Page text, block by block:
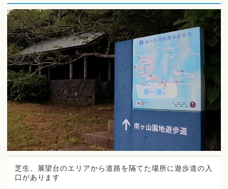
芝生、展望台のエリアから道路を隔てた場所に遊歩道の入
口があります